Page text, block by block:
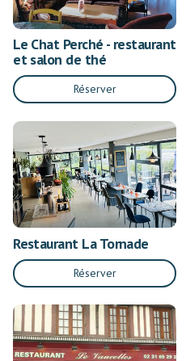
Le Chat Perché - restaurant
et salon de thé
Réserver
Restaurant La Tornade
Réserver